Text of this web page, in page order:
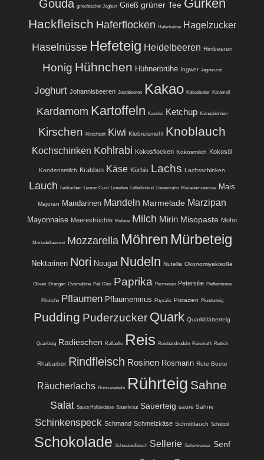
Gouda griechischer Joghurt Grieß grüner Tee Gurken
Hackfleisch Haferflocken Haferkekse Hagelzucker
Haselnüsse Hefeteig Heidelbeeren Himbeeren
Honig Hühnchen Hühnerbrühe Ingwer Jagdwurst
Joghurt Johannisbeeren Jostabeeren Kakao Kakaobutter Karamell
Kardamom Kartoffeln Kassler Ketchup Kidneybohnen
Kirschen Kirschsaft Kiwi Klebreismehl Knoblauch
Kochschinken Kohlrabi Kokosflocken Kokosmilch Kokosöl
Kondensmilch Krabben Käse Kürbis Lachs Lachsschinken
Lauch Lebkuchen Lemon Curd Limetten Löffelbiskuit Löwenzahn Macadamianüsse Mais
Majoran Mandarinen Mandeln Marmelade Marzipan
Mayonnaise Meeresfrüchte Melone Milch Mirin Misopaste Mohn
Mortadellawurst Mozzarella Möhren Mürbeteig
Nektarinen Nori Nougat Nudeln Nutella Okonomiyakisoße
Oliven Orangen Ovomaltine Pak Choi Paprika Parmesan Petersilie Pfefferminze
Pfirsiche Pflaumen Pflaumenmus Physalis Pistazien Plunderteig
Pudding Puderzucker Quark Quarkblätterteig
Quarkteig Radieschen Raffaello Reis Reisbandnudeln Reismehl Rettich
Rhabarber Rindfleisch Rosinen Rosmarin Rote Beete
Räucherlachs Röstzwiebeln Rührteig Sahne
Salat Sauce Hollandaise Sauerkraut Sauerteig saure Sahne
Schinkenspeck Schmand Schmelzkäse Schnittlauch Schnitzel
Schokolade Schweinefleisch Sellerie Selterwasser Senf